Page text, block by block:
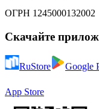
ОГРН 1245000132002
Скачайте
RuStore Google
App Store